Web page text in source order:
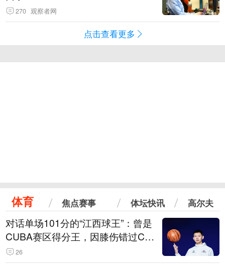
270 观察者网
点击查看更多
体育 焦点赛事 体坛快讯 高尔夫
对话单场101分的“江西球王”：曾是
CUBA赛区得分王，因膝伤错过CB
A选秀
26